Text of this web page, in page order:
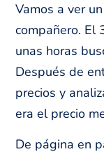
Vamos a ver
compañero. El
unas horas
Después de
precios y
era el precio
De página en